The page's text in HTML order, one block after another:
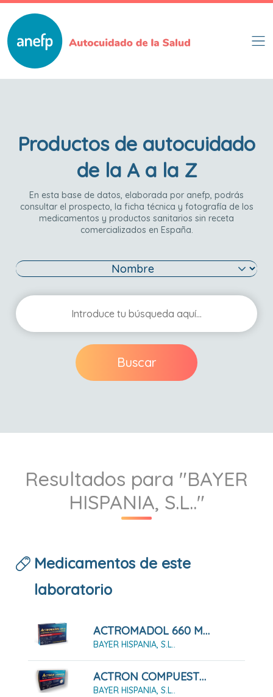
contenido
principal
Productos de autocuidado
de la A a la Z
En esta base de datos, elaborada por anefp, podrás
consultar el prospecto, la ficha técnica y fotografía de los
medicamentos y productos sanitarios sin receta
comercializados en España.
Buscar
Resultados para "BAYER
HISPANIA, S.L.."
Medicamentos de este
laboratorio
ACTROMADOL 660 MG COMPRIMIDOS DE LIBERACIÓN MODIFICADA, 8 Comprimidos
BAYER HISPANIA, S.L..
ACTRON COMPUESTO 20 COMPRIMIDOS EFERVESCENTES
BAYER HISPANIA, S.L..